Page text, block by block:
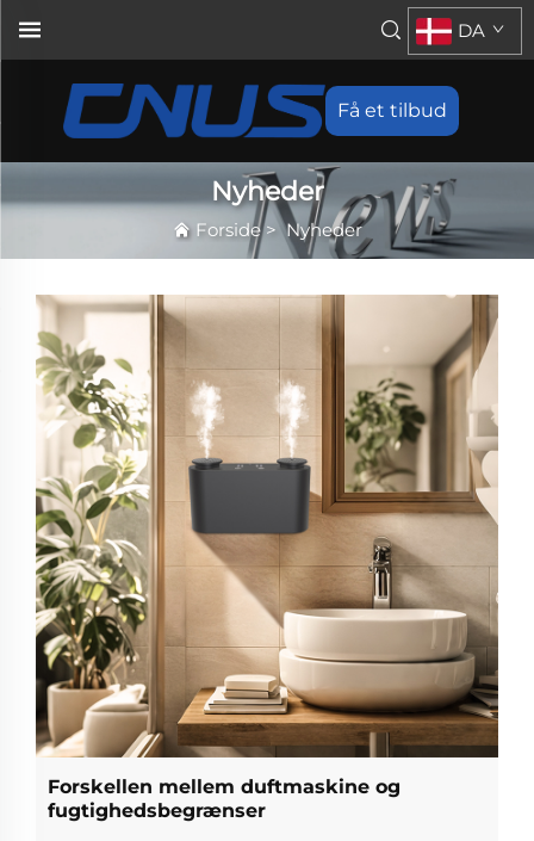
Få et tilbud
DA
Nyheder
Forside>Nyheder
Forskellen mellem duftmaskine og
fugtighedsbegrænser